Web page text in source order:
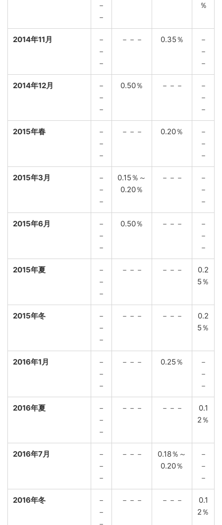
－
－
％
2014年11月
－
－
－
－－－ 0.35％
－
－
－
2014年12月
－
－
－
0.50％ －－－
－
－
－
2015年春
－
－
－
－－－ 0.20％
－
－
－
2015年3月
－
－
－
0.15％～
0.20％
－－－
－
－
－
2015年6月
－
－
－
0.50％ －－－
－
－
－
2015年夏
－
－
－
－－－ －－－
0.2
5％
2015年冬
－
－
－
－－－ －－－
0.2
5％
2016年1月
－
－
－
－－－ 0.25％
－
－
－
2016年夏
－
－
－
－－－ －－－
0.1
2％
2016年7月
－
－
－
－－－
0.18％～
0.20％
－
－
－
2016年冬
－
－
－－－ －－－
0.1
2％